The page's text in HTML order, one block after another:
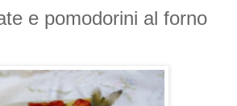
e pomodorini al forno